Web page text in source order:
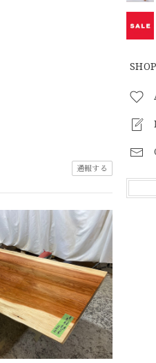
通報する